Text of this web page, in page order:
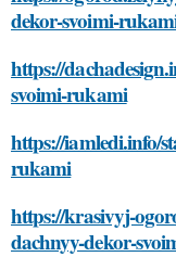
dekor-svoimi-
https://
svoimi-rukami
https://iamledi.info/
rukami
https://krasivyj-
dachnyy-dekor-